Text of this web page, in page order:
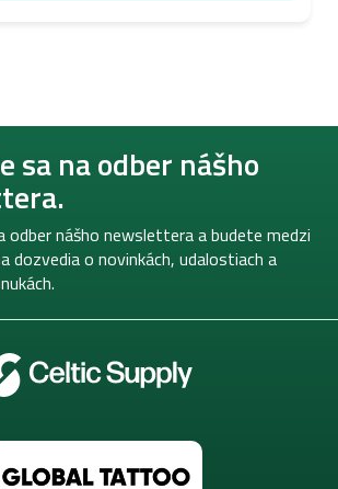
sa na odber nášho
odber nášho newslettera a budete medzi
dozvedia o novinkách, udalostiach a